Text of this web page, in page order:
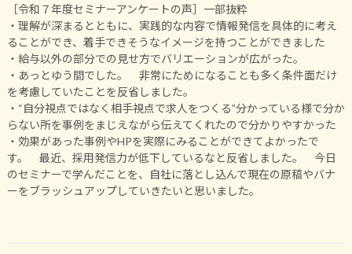
［令和７年度セミナーアンケートの声］一部抜粋
・理解が深まるとともに、実践的な内容で情報発信を具体的に考え
ることができ、着手できそうなイメージを持つことができました
・給与以外の部分での見せ方でバリエーションが広がった。
・あっとゆう間でした。 非常にためになることも多く条件面だけ
を考慮していたことを反省しました。
・“自分視点ではなく相手視点で求人をつくる”分かっている様で分か
らない所を事例をまじえながら伝えてくれたので分かりやすかった
・効果があった事例やHPを実際にみることができてよかったで
す。 最近、採用発信力が低下しているなと反省しました。 今日
のセミナーで学んだことを、自社に落とし込んで現在の原稿やバナ
ーをブラッシュアップしていきたいと思いました。